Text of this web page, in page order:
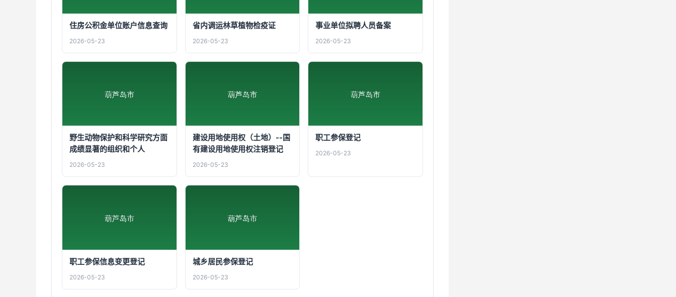
住房公积金单位账户信息查询
2026-05-23
省内调运林草植物检疫证
2026-05-23
事业单位拟聘人员备案
2026-05-23
野生动物保护和科学研究方面
成绩显著的组织和个人
2026-05-23
建设用地使用权（土地）--国
有建设用地使用权注销登记
2026-05-23
职工参保登记
2026-05-23
职工参保信息变更登记
2026-05-23
城乡居民参保登记
2026-05-23